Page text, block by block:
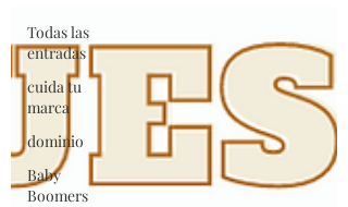
Todas las
entradas
cuida tu
marca
dominio
Baby
Boomers